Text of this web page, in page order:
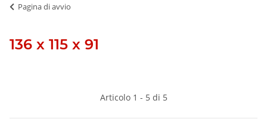
Pagina di avvio
136 x 115 x 91
Articolo 1 - 5 di 5